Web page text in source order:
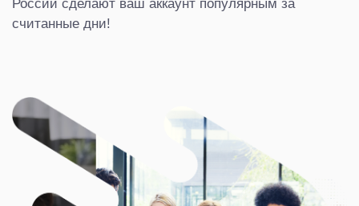
считанные дни!